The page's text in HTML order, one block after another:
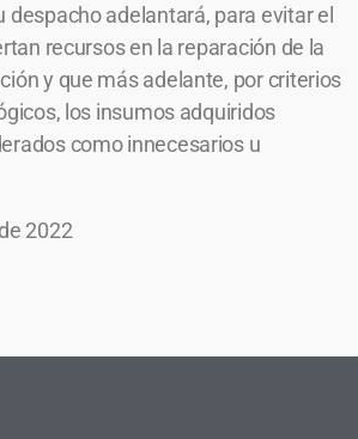
despacho adelantará, para evitar el
recursos en la reparación de la
y que más adelante, por criterios
los insumos adquiridos
como innecesarios u
2022